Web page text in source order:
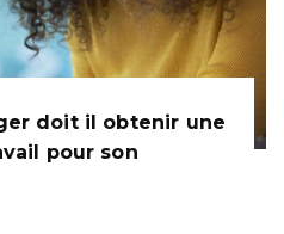
doit il obtenir une
pour son